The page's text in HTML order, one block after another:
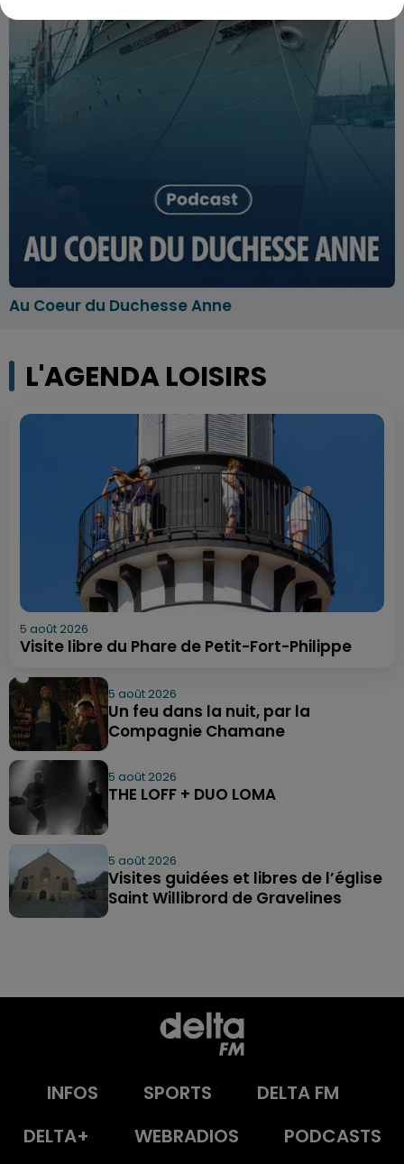
Au Coeur du Duchesse Anne
L'AGENDA LOISIRS
5 août 2026
Visite libre du Phare de Petit-Fort-Philippe
5 août 2026
Un feu dans la nuit, par la
Compagnie Chamane
5 août 2026
THE LOFF + DUO LOMA
5 août 2026
Visites guidées et libres de l’église
Saint Willibrord de Gravelines
INFOS SPORTS
DELTA FM
DELTA+
WEBRADIOS PODCASTS